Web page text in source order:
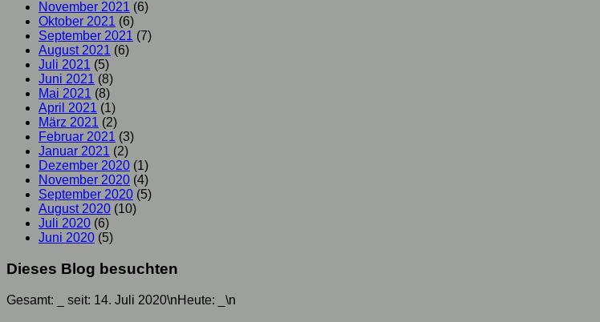
November 2021 (6)
Oktober 2021 (6)
September 2021 (7)
August 2021 (6)
Juli 2021 (5)
Juni 2021 (8)
Mai 2021 (8)
April 2021 (1)
März 2021 (2)
Februar 2021 (3)
Januar 2021 (2)
Dezember 2020 (1)
November 2020 (4)
September 2020 (5)
August 2020 (10)
Juli 2020 (6)
Juni 2020 (5)
Dieses Blog besuchten
Gesamt: seit: 14. Juli 2020\nHeute: \n